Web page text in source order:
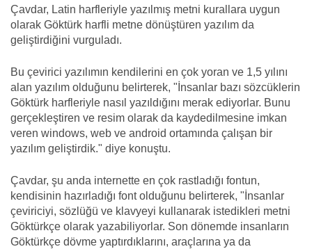
Çavdar, Latin harfleriyle yazılmış metni kurallara uygun
olarak Göktürk harfli metne dönüştüren yazılım da
geliştirdiğini vurguladı.
Bu çevirici yazılımın kendilerini en çok yoran ve 1,5 yılını
alan yazılım olduğunu belirterek, "İnsanlar bazı sözcüklerin
Göktürk harfleriyle nasıl yazıldığını merak ediyorlar. Bunu
gerçekleştiren ve resim olarak da kaydedilmesine imkan
veren windows, web ve android ortamında çalışan bir
yazılım geliştirdik." diye konuştu.
Çavdar, şu anda internette en çok rastladığı fontun,
kendisinin hazırladığı font olduğunu belirterek, "İnsanlar
çeviriciyi, sözlüğü ve klavyeyi kullanarak istedikleri metni
Göktürkçe olarak yazabiliyorlar. Son dönemde insanların
Göktürkçe dövme yaptırdıklarını, araçlarına ya da